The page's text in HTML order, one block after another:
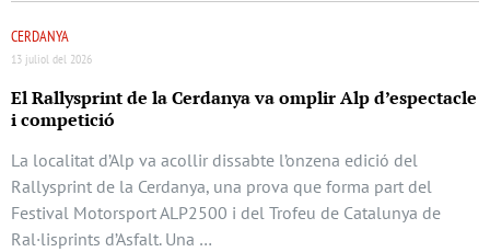
CERDANYA
13 juliol del 2026
El Rallysprint de la Cerdanya va omplir Alp d’espectacle
i competició
La localitat d’Alp va acollir dissabte l’onzena edició del
Rallysprint de la Cerdanya, una prova que forma part del
Festival Motorsport ALP2500 i del Trofeu de Catalunya de
Ral·lisprints d’Asfalt. Una …